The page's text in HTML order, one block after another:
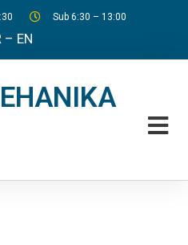
Sub 6:30 – 13:00
– EN